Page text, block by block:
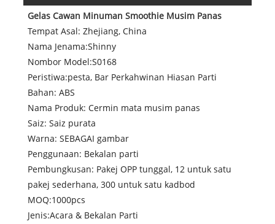
Gelas Cawan Minuman Smoothie Musim Panas
Tempat Asal: Zhejiang, China
Nama Jenama:Shinny
Nombor Model:S0168
Peristiwa:pesta, Bar Perkahwinan Hiasan Parti
Bahan: ABS
Nama Produk: Cermin mata musim panas
Saiz: Saiz purata
Warna: SEBAGAI gambar
Penggunaan: Bekalan parti
Pembungkusan: Pakej OPP tunggal, 12 untuk satu
pakej sederhana, 300 untuk satu kadbod
MOQ:1000pcs
Jenis:Acara & Bekalan Parti